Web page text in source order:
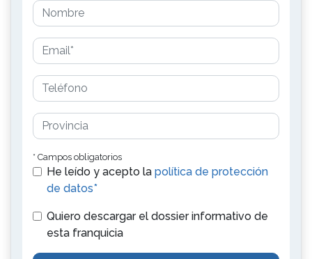
* Campos obligatorios
He leído y acepto la política de protección
de datos*
Quiero descargar el dossier informativo de
esta franquicia